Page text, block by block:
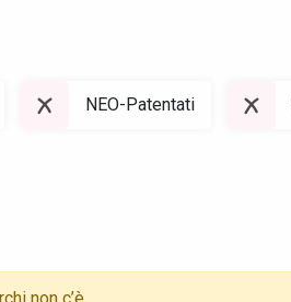
NEO-Patentati